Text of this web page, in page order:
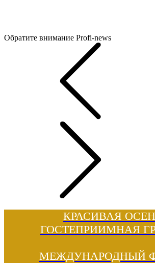
Обратите внимание Profi-news
КРАСИВАЯ
ГОСТЕПРИИМНАЯ
МЕЖДУНАРОДНЫЙ